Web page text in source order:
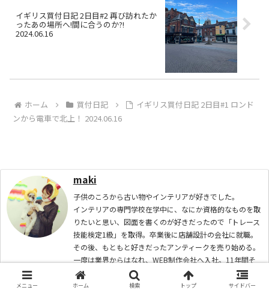
イギリス買付日記 2日目#2 再び訪れたか
ったあの場所へ!間に合うのか?!
2024.06.16
ホーム 買付日記
イギリス買付日記 2日目#1 ロンド
ンから電車で北上！ 2024.06.16
maki
子供のころから古い物やインテリアが好きでした。
インテリアの専門学校在学中に、なにか資格的なものを取
りたいと思い、図面を書くのが好きだったので「トレース
技能検定1級」を取得。卒業後に店舗設計の会社に就職。
その後、もともと好きだったアンティークを売り始める。
一度は業界からはなれ、WEB制作会社へ入社。11年間そ
の会社で勤務。 そしてやはりこの世界が好きで第二期アン
ティーク屋な今。
メニュー ホーム 検索 トップ サイドバー